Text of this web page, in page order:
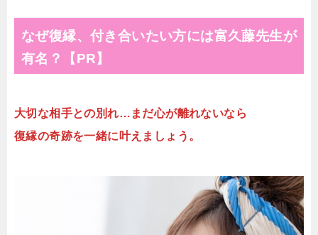
なぜ復縁、付き合いたい方には富久藤先生が
有名？【PR】
大切な相手との別れ…まだ心が離れないなら
復縁の奇跡を一緒に叶えましょう。